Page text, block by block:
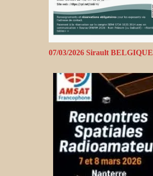
07/03/2026 Sirault BELGIQUE